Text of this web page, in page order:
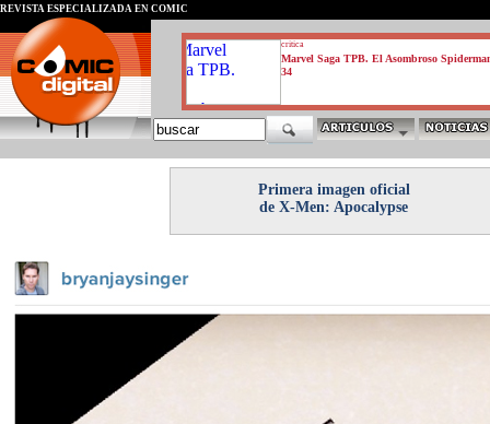
critica
Marvel Saga TPB. El Asombroso
34
REVISTA ESPECIALIZADA EN CÓMIC
Primera imagen oficial
de X-Men: Apocalypse